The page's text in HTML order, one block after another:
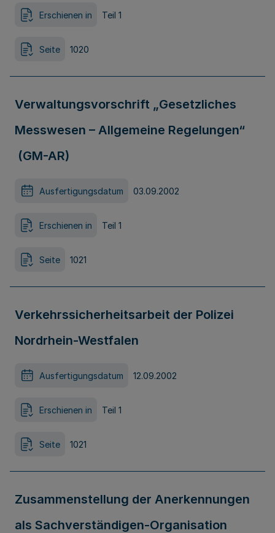
Erschienen in Teil 1
Seite 1020
Verwaltungsvorschrift „Gesetzliches
Messwesen – Allgemeine Regelungen“
(GM-AR)
Ausfertigungsdatum 03.09.2002
Erschienen in Teil 1
Seite 1021
Verkehrssicherheitsarbeit der Polizei
Nordrhein-Westfalen
Ausfertigungsdatum 12.09.2002
Erschienen in Teil 1
Seite 1021
Zusammenstellung der Anerkennungen
als Sachverständigen-Organisation